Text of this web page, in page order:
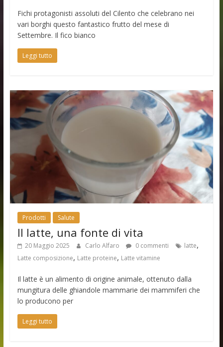
Fichi protagonisti assoluti del Cilento che celebrano nei
vari borghi questo fantastico frutto del mese di
Settembre. Il fico bianco
Leggi tutto
Prodotti Salute
Il latte, una fonte di vita
20 Maggio 2025 Carlo Alfaro 0 commenti latte,
Latte composizione, Latte proteine, Latte vitamine
Il latte è un alimento di origine animale, ottenuto dalla
mungitura delle ghiandole mammarie dei mammiferi che
lo producono per
Leggi tutto